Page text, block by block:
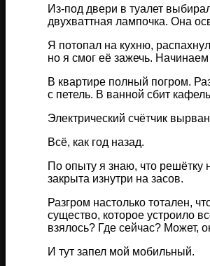
Из-под двери в туалет
двухваттная лампочка. Она
Я потопал на кухню,
но я смог её зажечь.
В квартире полный погром.
с петель. В ванной сбит
Электрический счётчик
Всё, как год назад.
По опыту я знаю, что решётку
закрыта изнутри на засов.
Разгром настолько тотален,
существо, которое устроило
взялось? Где сейчас? Может,
И тут запел мой мобильный.